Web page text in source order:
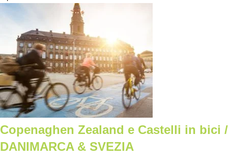
Copenaghen Zealand e Castelli in bici /
DANIMARCA & SVEZIA